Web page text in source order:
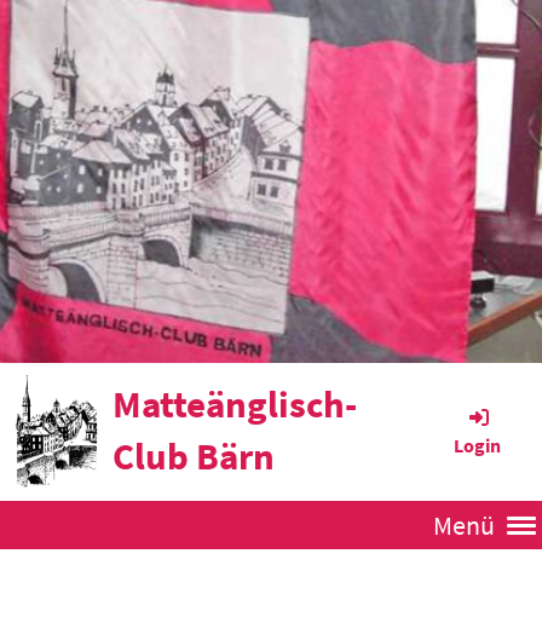
Matteänglisch-
Club Bärn
Login
Menü